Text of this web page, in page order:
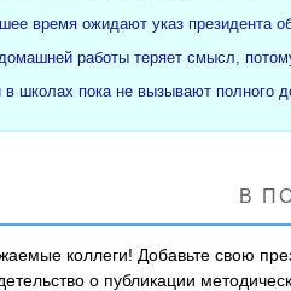
время ожидают указ президента
работы теряет смысл,
в школах пока не вызывают полного
В
коллеги! Добавьте свою
о публикации